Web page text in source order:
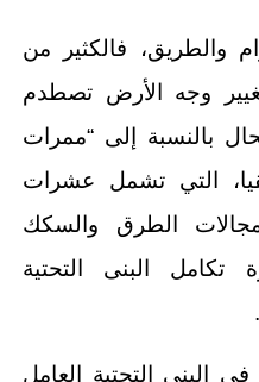
والطريق، فالكثير من
وجه الأرض تصطدم
بالنسبة إلى “ممرات
التي تشمل عشرات
الطرق والسكك
تكامل البنى التحتية
البنى التحتية العامل